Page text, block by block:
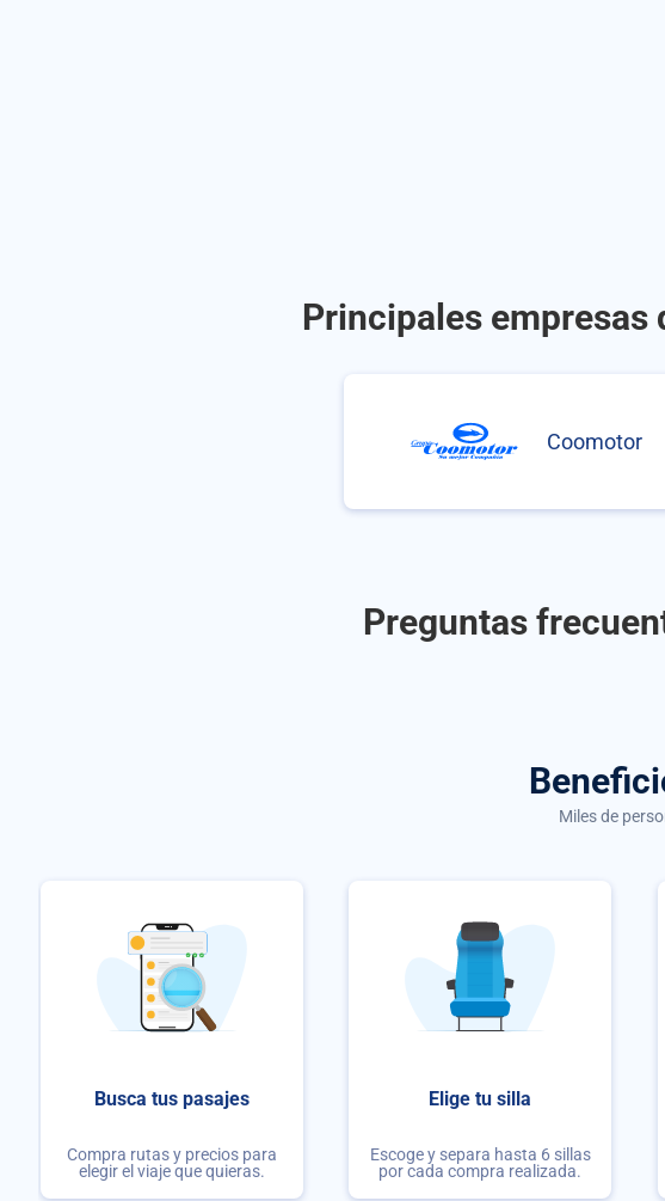
Principales empresas
Coomotor
Preguntas
Miles de
Busca tus pasajes
Compra rutas y precios para
elegir el viaje que quieras.
Elige tu silla
Escoge y separa hasta 6 sillas
por cada compra realizada.